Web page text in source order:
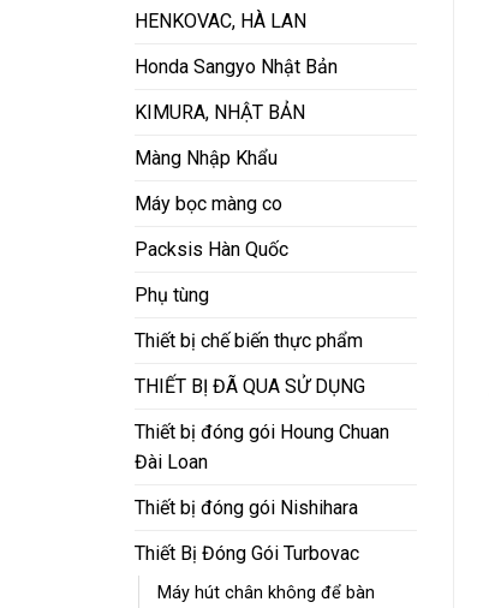
HENKOVAC, HÀ LAN
Honda Sangyo Nhật Bản
KIMURA, NHẬT BẢN
Màng Nhập Khẩu
Máy bọc màng co
Packsis Hàn Quốc
Phụ tùng
Thiết bị chế biến thực phẩm
THIẾT BỊ ĐÃ QUA SỬ DỤNG
Thiết bị đóng gói Houng Chuan
Đài Loan
Thiết bị đóng gói Nishihara
Thiết Bị Đóng Gói Turbovac
Máy hút chân không để bàn